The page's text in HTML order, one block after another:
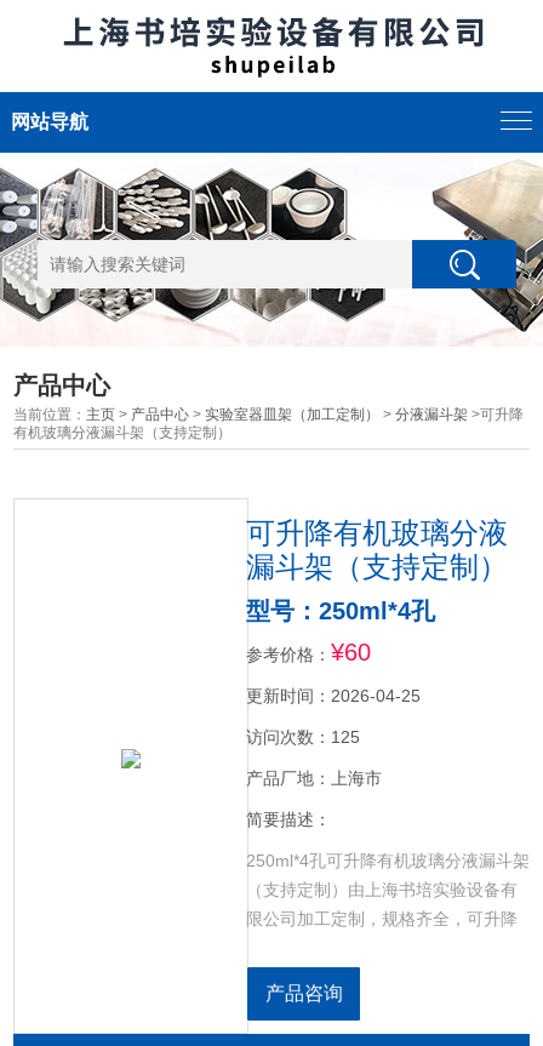
网站导航
产品中心
当前位置： 主页 > 产品中心 >实验室器皿架（加工定制） >分液漏斗架 >可升降
有机玻璃分液漏斗架（支持定制）
可升降有机玻璃分液
漏斗架（支持定制）
型号：250ml*4孔
参考价格： ¥60
更新时间：2026-04-25
访问次数：125
产品厂地：上海市
简要描述：
250ml*4孔可升降有机玻璃分液漏斗架
（支持定制）由上海书培实验设备有
限公司加工定制，规格齐全，可升降
锈钢，木制，铝制)架子，种类有（比
色管架，三角漏斗架，分液漏斗架，
产品咨询